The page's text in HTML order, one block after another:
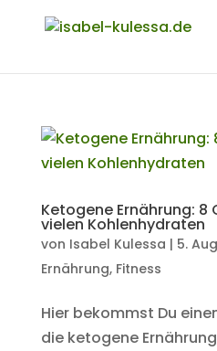
Ketogene Ernährung:
vielen Kohlenhydraten
von Isabel Kulessa | 5.
Ernährung, Fitness
Hier bekommst Du
die ketogene